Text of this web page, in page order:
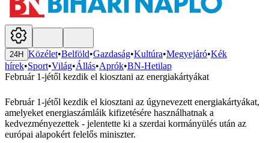
24H Közélet•Belföld•Gazdaság•Kultúra•Megyejáró•Kék
hírek•Sport•Világ•Állás•Aprók•BN-Hetilap
Február 1-jétől kezdik el kiosztani az energiakártyákat
Február 1-jétől kezdik el kiosztani az úgynevezett energiakártyákat,
amelyeket energiaszámláik kifizetésére használhatnak a
kedvezményezettek - jelentette ki a szerdai kormányülés után az
európai alapokért felelős miniszter.